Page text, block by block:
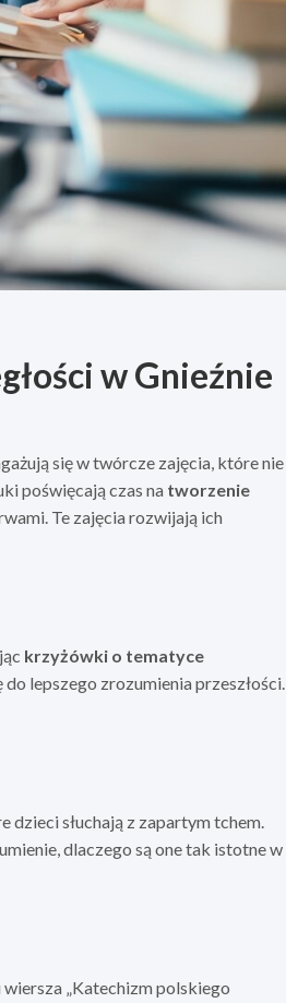
w Gnieźnie
się w twórcze zajęcia, które nie
poświęcają czas na tworzenie
Te zajęcia rozwijają ich
krzyżówki o tematyce
lepszego zrozumienia przeszłości.
dzieci słuchają z zapartym tchem.
dlaczego są one tak istotne w
„Katechizm polskiego